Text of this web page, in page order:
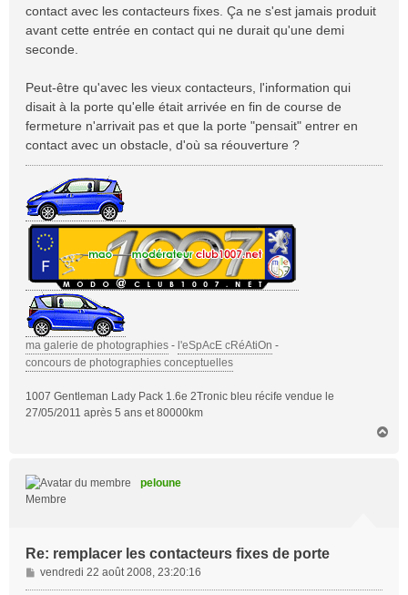
contact avec les contacteurs fixes. Ça ne s'est jamais produit
avant cette entrée en contact qui ne durait qu'une demi
seconde.
Peut-être qu'avec les vieux contacteurs, l'information qui
disait à la porte qu'elle était arrivée en fin de course de
fermeture n'arrivait pas et que la porte "pensait" entrer en
contact avec un obstacle, d'où sa réouverture ?
ma galerie de photographies - l'eSpAcE cRéAtiOn -
concours de photographies conceptuelles
1007 Gentleman Lady Pack 1.6e 2Tronic bleu récife vendue le
27/05/2011 après 5 ans et 80000km
peloune
Membre
Re: remplacer les contacteurs fixes de porte
M
e
vendredi 22 août 2008, 23:20:16